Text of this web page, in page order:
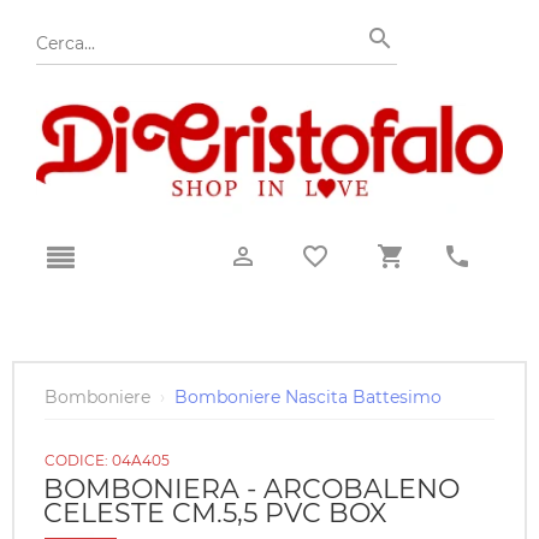
Bomboniere › Bomboniere Nascita Battesimo
CODICE: 04A405
BOMBONIERA - ARCOBALENO
CELESTE CM.5,5 PVC BOX